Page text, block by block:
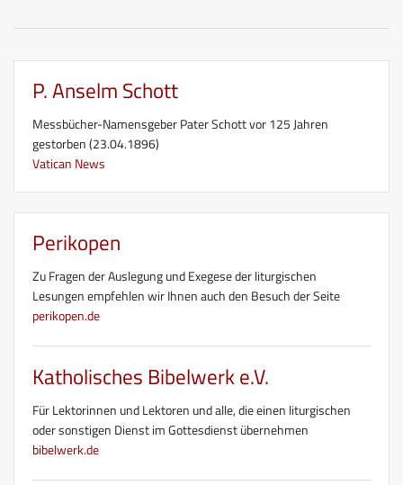
P. Anselm Schott
Messbücher-Namensgeber Pater Schott vor 125 Jahren
gestorben (23.04.1896)
Vatican News
Perikopen
Zu Fragen der Auslegung und Exegese der liturgischen
Lesungen empfehlen wir Ihnen auch den Besuch der Seite
perikopen.de
Katholisches Bibelwerk e.V.
Für Lektorinnen und Lektoren und alle, die einen liturgischen
oder sonstigen Dienst im Gottesdienst übernehmen
bibelwerk.de